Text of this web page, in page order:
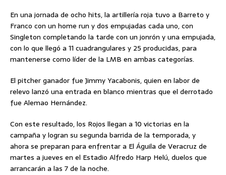
En una jornada de ocho hits, la artillería roja tuvo a Barreto y
Franco con un home run y dos empujadas cada uno, con
Singleton completando la tarde con un jonrón y una empujada,
con lo que llegó a 11 cuadrangulares y 25 producidas, para
mantenerse como líder de la LMB en ambas categorías.
El pitcher ganador fue Jimmy Yacabonis, quien en labor de
relevo lanzó una entrada en blanco mientras que el derrotado
fue Alemao Hernández.
Con este resultado, los Rojos llegan a 10 victorias en la
campaña y logran su segunda barrida de la temporada, y
ahora se preparan para enfrentar a El Águila de Veracruz de
martes a jueves en el Estadio Alfredo Harp Helú, duelos que
arrancarán a las 7 de la noche.